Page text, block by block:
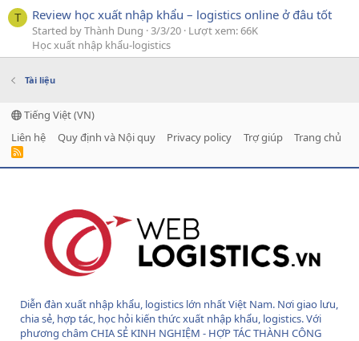
T Review học xuất nhập khẩu – logistics online ở đâu tốt
Started by Thành Dung 3/3/20 Lượt xem: 66K
Học xuất nhập khẩu-logistics
Tài liệu
Tiếng Việt (VN)
Liên hệ
Quy định và Nội quy Privacy policy Trợ giúp Trang chủ
R
Diễn đàn xuất nhập khẩu, logistics lớn nhất Việt Nam. Nơi giao lưu,
chia sẻ, hợp tác, học hỏi kiến thức xuất nhập khẩu, logistics. Với
phương châm CHIA SẺ KINH NGHIỆM - HỢP TÁC THÀNH CÔNG